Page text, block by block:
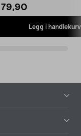
79,90
Legg i handlekurv